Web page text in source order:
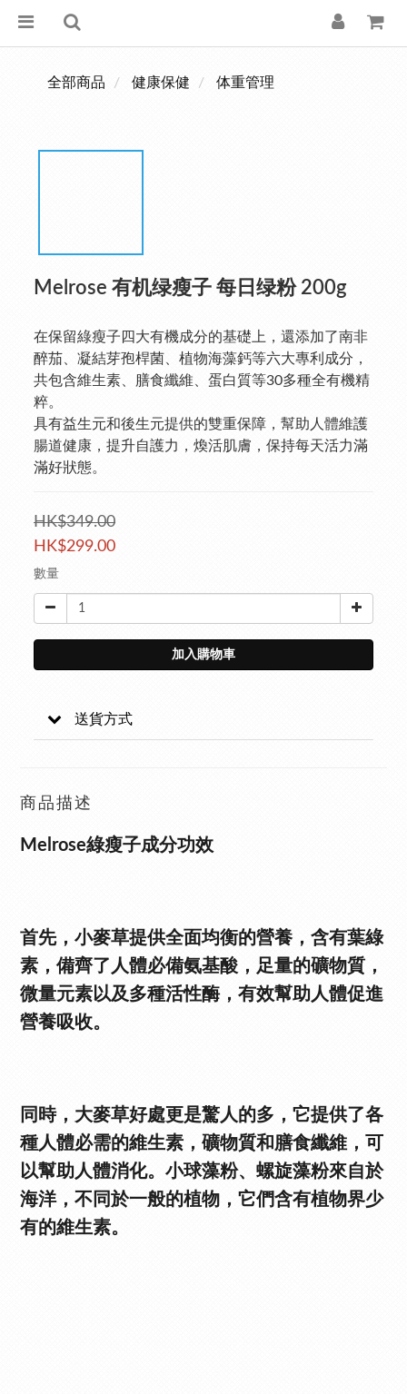
全部商品 健康保健 体重管理
Melrose 有机绿瘦子 每日绿粉 200g
在保留綠瘦子四大有機成分的基礎上，還添加了南非
醉茄、凝結芽孢桿菌、植物海藻鈣等六大專利成分，
共包含維生素、膳食纖維、蛋白質等30多種全有機精
粹。
具有益生元和後生元提供的雙重保障，幫助人體維護
腸道健康，提升自護力，煥活肌膚，保持每天活力滿
滿好狀態。
HK$349.00
HK$299.00
數量
加入購物車
送貨方式
商品描述
Melrose綠瘦子成分功效
首先，小麥草提供全面均衡的營養，含有葉綠
素，備齊了人體必備氨基酸，足量的礦物質，
微量元素以及多種活性酶，有效幫助人體促進
營養吸收。
同時，大麥草好處更是驚人的多，它提供了各
種人體必需的維生素，礦物質和膳食纖維，可
以幫助人體消化。小球藻粉、螺旋藻粉來自於
海洋，不同於一般的植物，它們含有植物界少
有的維生素。